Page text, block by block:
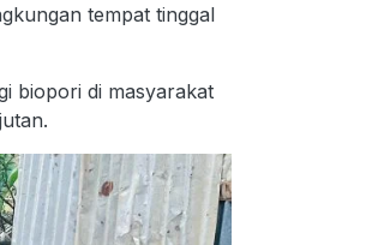
tempat tinggal
biopori di masyarakat